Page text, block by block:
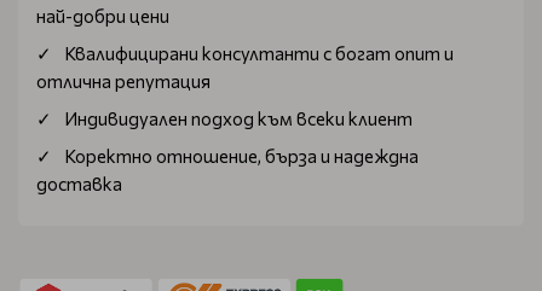
най-добри цени
Квалифицирани консултанти с богат опит и
отлична репутация
Индивидуален подход към всеки клиент
Коректно отношение, бърза и надеждна
доставка